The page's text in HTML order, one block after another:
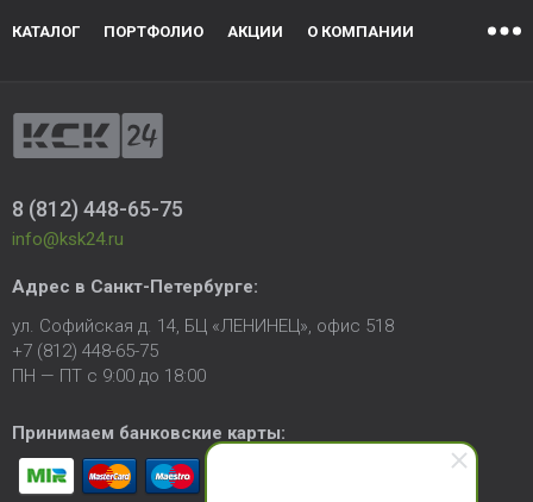
КАТАЛОГ ПОРТФОЛИО АКЦИИ О КОМПАНИИ
8 (812) 448-65-75
info@ksk24.ru
Адрес в Санкт-Петербурге:
ул. Софийская д. 14, БЦ «ЛЕНИНЕЦ», офис 518
+7 (812) 448-65-75
ПН — ПТ с 9:00 до 18:00
Принимаем банковские карты: